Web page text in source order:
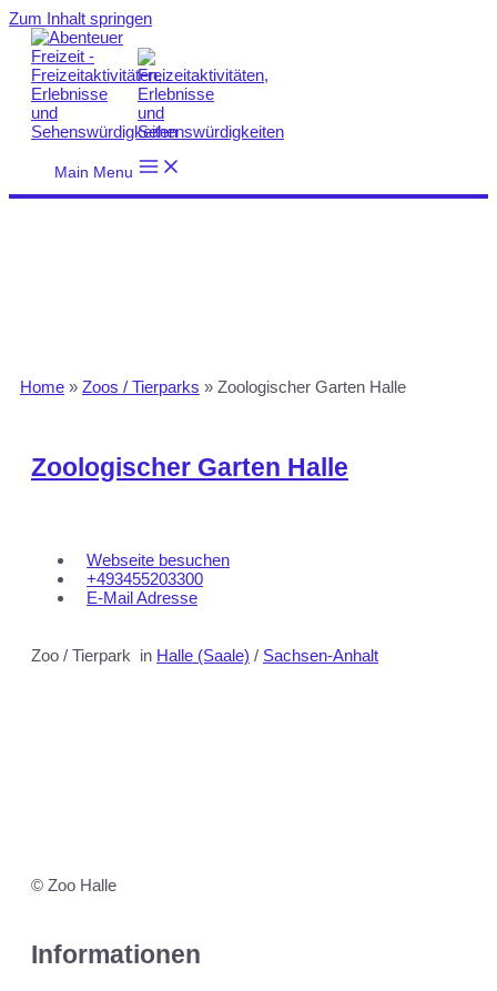
Zum Inhalt springen
Main Menu
Home » Zoos / Tierparks » Zoologischer Garten Halle
Zoologischer Garten Halle
Webseite besuchen
+493455203300
E-Mail Adresse
Zoo / Tierpark in Halle (Saale) / Sachsen-Anhalt
© Zoo Halle
Informationen